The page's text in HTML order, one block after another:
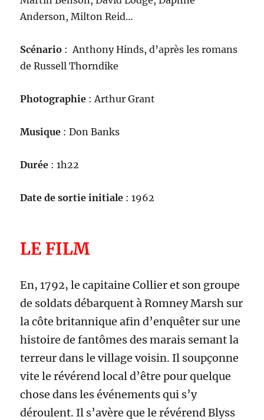
Anderson, Milton Reid…
Scénario : Anthony Hinds, d’après les romans
de Russell Thorndike
Photographie : Arthur Grant
Musique : Don Banks
Durée : 1h22
Date de sortie initiale : 1962
LE FILM
En, 1792, le capitaine Collier et son groupe
de soldats débarquent à Romney Marsh sur
la côte britannique afin d’enquêter sur une
histoire de fantômes des marais semant la
terreur dans le village voisin. Il soupçonne
vite le révérend local d’être pour quelque
chose dans les événements qui s’y
déroulent. Il s’avère que le révérend Blyss